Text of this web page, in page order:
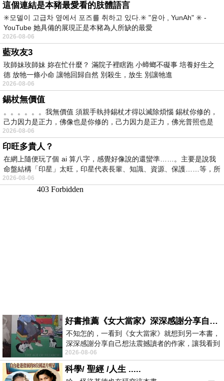
這個連結是本豬最愛看的肢體語言
✳️모델이 고급차 옆에서 포즈를 취하고 있다.✳️ "윤아 , YunAh" ✳️ -
YouTube 她具備的展現正是本豬為人所缺的最愛
2026-08-06
藍玫友3
玫師妹玫師妹 妳在忙什麼？ 滿院子裡瞎跑 小蟑螂不礙事 培養好生之
德 放牠一條小命 讓牠回歸自然 別殺生，放生 別讓牠進
2026-08-06
錫杖無價值
。。。。。。我無價值 須親手執持錫杖才得以滅除煩惱 錫杖你修的，
己力因力是正力，佛像也是你修的，己力因力是正力，佛光普照也是
2026-08-06
印旺多貴人？
在網上隨便玩了個 ai 算八字，感覺好像說的還蠻準……。主要是說我
命盤結構「印星」太旺，印星代表長輩、知識、資源、保護……等，所
2026-08-06
好書推薦《女大當家》深深感謝分享自己想法震撼讀者的作家，讓我看到不同樣貌的家庭！
不知怎的，一看到《女大當家》就想到另一本書，
深深感謝分享自己想法震撼讀者的作家，讓我看到
不同樣貌的家庭！ 《女大
2026-08-06
科學/ 聖經 /人生 .....